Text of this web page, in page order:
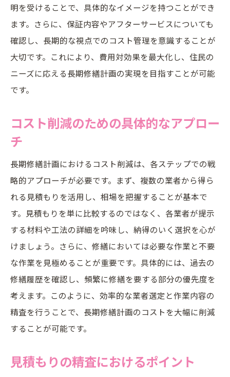
明を受けることで、具体的なイメージを持つことができ
ます。さらに、保証内容やアフターサービスについても
確認し、長期的な視点でのコスト管理を意識することが
大切です。これにより、費用対効果を最大化し、住民の
ニーズに応える長期修繕計画の実現を目指すことが可能
です。
コスト削減のための具体的なアプロー
チ
長期修繕計画におけるコスト削減は、各ステップでの戦
略的アプローチが必要です。まず、複数の業者から得ら
れる見積もりを活用し、相場を把握することが基本で
す。見積もりを単に比較するのではなく、各業者が提示
する材料や工法の詳細を吟味し、納得のいく選択を心が
けましょう。さらに、修繕においては必要な作業と不要
な作業を見極めることが重要です。具体的には、過去の
修繕履歴を確認し、頻繁に修繕を要する部分の優先度を
考えます。このように、効率的な業者選定と作業内容の
精査を行うことで、長期修繕計画のコストを大幅に削減
することが可能です。
見積もりの精査におけるポイント